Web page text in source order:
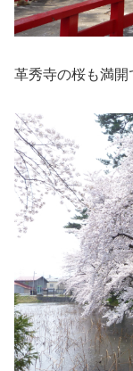
革秀寺の桜も満開